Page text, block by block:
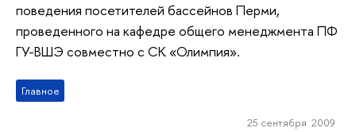
поведения посетителей бассейнов Перми,
проведенного на кафедре общего менеджмента ПФ
ГУ-ВШЭ совместно с СК «Олимпия».
Главное
25 сентября 2009